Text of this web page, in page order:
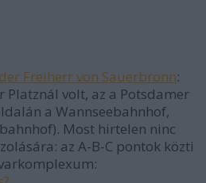
Freiherr von Sauerbronn:
Platznál volt, az a Potsdamer
a Wannseebahnhof,
Most hirtelen ninc
az A-B-C pontok közti